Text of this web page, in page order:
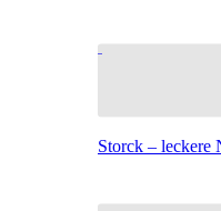
Storck – leckere